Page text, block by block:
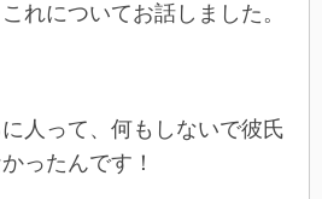
れについてお話しました。
人って、何もしないで彼氏
ったんです！